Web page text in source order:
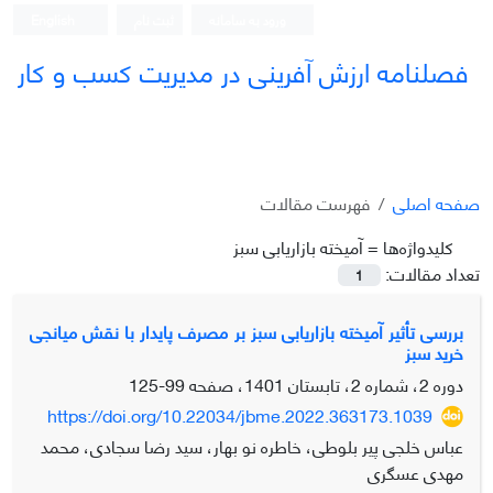
فصلنامه ارزش آفرینی در مدیریت کسب و کار
صفحه اصلی
فهرست مقالات
کلیدواژه‌ها =آمیخته بازاریابی سبز
تعداد مقالات:
1
بررسی تأثیر آمیخته بازاریابی سبز بر مصرف پایدار با نقش میانجی
خرید سبز
دوره 2، شماره 2، تابستان 1401، صفحه
99-125
https://doi.org/10.22034/jbme.2022.363173.1039
عباس خلجی پیر بلوطی، خاطره نو بهار، سید رضا سجادی، محمد
مهدی عسگری